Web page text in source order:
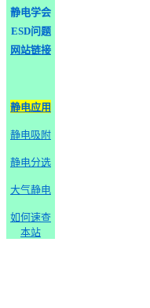
静电学会
ESD问题
网站链接
静电应用
静电吸附
静电分选
大气静电
如何速查
本站